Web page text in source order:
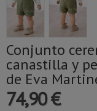
Conjunto
canastilla y
de Eva
74,90 €